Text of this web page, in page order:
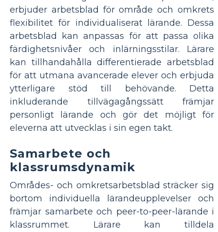
erbjuder arbetsblad för område och omkrets
flexibilitet för individualiserat lärande. Dessa
arbetsblad kan anpassas för att passa olika
färdighetsnivåer och inlärningsstilar. Lärare
kan tillhandahålla differentierade arbetsblad
för att utmana avancerade elever och erbjuda
ytterligare stöd till behövande. Detta
inkluderande tillvägagångssätt främjar
personligt lärande och gör det möjligt för
eleverna att utvecklas i sin egen takt.
Samarbete och
klassrumsdynamik
Områdes- och omkretsarbetsblad sträcker sig
bortom individuella lärandeupplevelser och
främjar samarbete och peer-to-peer-lärande i
klassrummet. Lärare kan tilldela